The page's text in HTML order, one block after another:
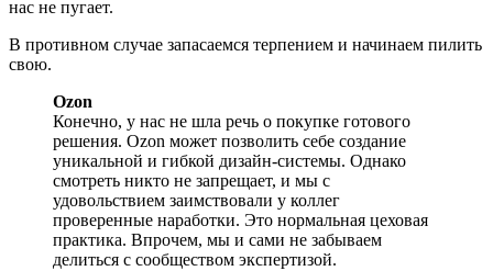
нас не пугает.
В противном случае запасаемся терпением и начинаем пилить
свою.
Ozon
Конечно, у нас не шла речь о покупке готового
решения. Ozon может позволить себе создание
уникальной и гибкой дизайн-системы. Однако
смотреть никто не запрещает, и мы с
удовольствием заимствовали у коллег
проверенные наработки. Это нормальная цеховая
практика. Впрочем, мы и сами не забываем
делиться с сообществом экспертизой.